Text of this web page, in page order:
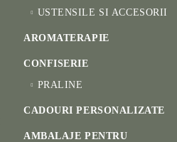
USTENSILE SI ACCESORII
AROMATERAPIE
CONFISERIE
PRALINE
CADOURI PERSONALIZATE
AMBALAJE PENTRU